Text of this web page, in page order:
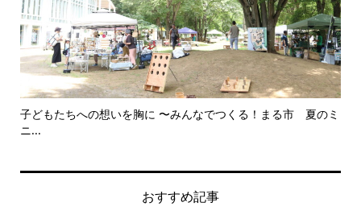
子どもたちへの想いを胸に 〜みんなでつくる！まる市 夏のミ
ニ...
おすすめ記事